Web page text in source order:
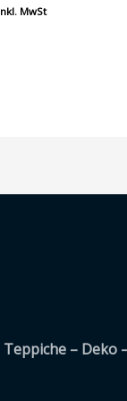
MwSt
– Deko